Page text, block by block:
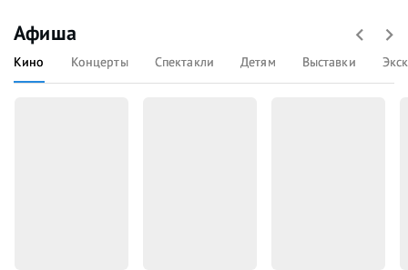
Афиша
Кино Концерты Спектакли Детям Выставки